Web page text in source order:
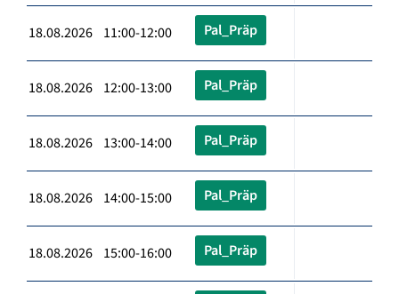
18.08.2026 11:00-12:00 Pal_Präp
18.08.2026 12:00-13:00 Pal_Präp
18.08.2026 13:00-14:00 Pal_Präp
18.08.2026 14:00-15:00 Pal_Präp
18.08.2026 15:00-16:00 Pal_Präp